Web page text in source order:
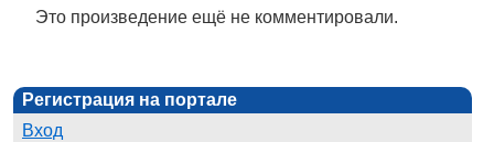
Это произведение ещё не комментировали.
Регистрация на портале
Вход